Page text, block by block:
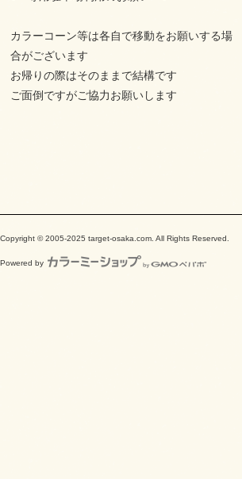
カラーコーン等は各自で移動をお願いする場
合がございます
お帰りの際はそのままで結構です
ご面倒ですがご協力お願いします
Copyright © 2005-2025 target-osaka.com. All Rights Reserved.
Powered by